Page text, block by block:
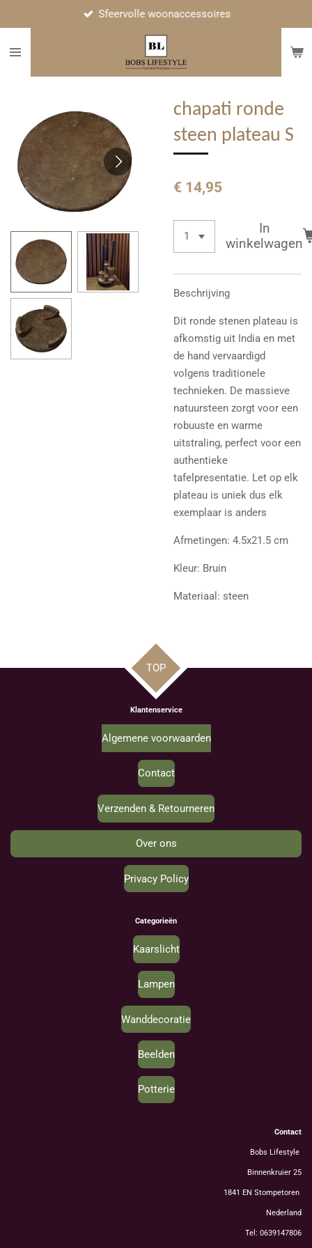
naar
Sfeervolle woonaccessoires
chapati ronde
steen plateau S
€ 14,95
In
winkelwagen
Beschrijving
Dit ronde stenen plateau is
afkomstig uit India en met
de hand vervaardigd
volgens traditionele
technieken. De massieve
natuursteen zorgt voor een
robuuste en warme
uitstraling, perfect voor een
authentieke
tafelpresentatie. Let op elk
plateau is uniek dus elk
exemplaar is anders
Afmetingen: 4.5x21.5 cm
Kleur: Bruin
Materiaal: steen
TOP
Klantenservice
Algemene voorwaarden
Contact
Verzenden & Retourneren
Over ons
Privacy Policy
Categorieën
Kaarslicht
Lampen
Wanddecoratie
Beelden
Potterie
Contact
Bobs Lifestyle
Binnenkruier 25
1841 EN Stompetoren
Nederland
Tel: 0639147806